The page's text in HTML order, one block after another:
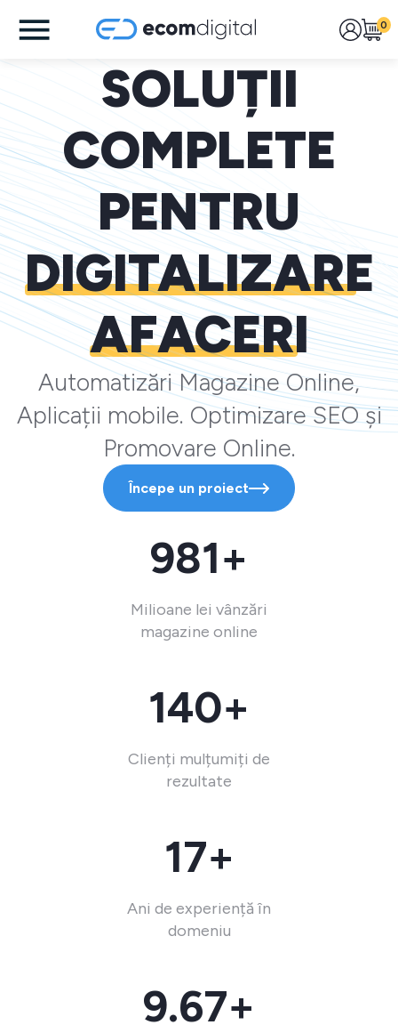
0
SOLUȚII
COMPLETE
PENTRU
DIGITALIZARE
AFACERI
Automatizări Magazine Online,
Aplicații mobile. Optimizare SEO și
Promovare Online.
Începe un proiect
981+
Milioane lei vânzări
magazine online
140+
Clienți mulțumiți de
rezultate
17+
Ani de experiență în
domeniu
9.67+